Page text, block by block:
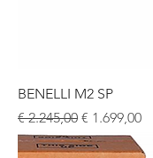
BENELLI M2 SP
Normale prijs
€ 2.245,00 Verkoopprijs
€ 1.699,00